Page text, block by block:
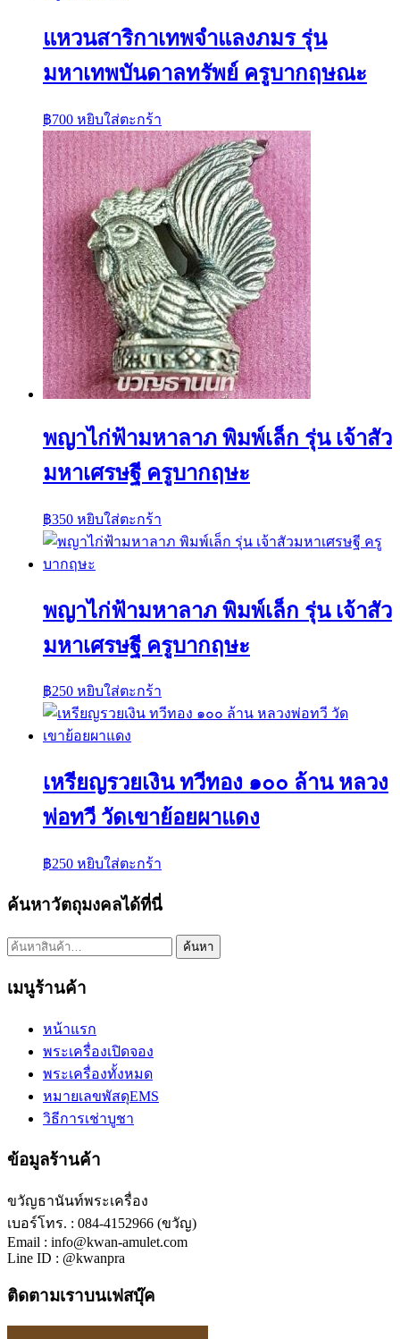
แหวนสาริกาเทพจำแลงภมร รุ่น
มหาเทพบันดาลทรัพย์ ครูบากฤษณะ
฿700 หยิบใส่ตะกร้า
พญาไก่ฟ้ามหาลาภ พิมพ์เล็ก รุ่น เจ้าสัว
มหาเศรษฐี ครูบากฤษะ
฿350 หยิบใส่ตะกร้า
พญาไก่ฟ้ามหาลาภ พิมพ์เล็ก รุ่น เจ้าสัว
มหาเศรษฐี ครูบากฤษะ
฿250 หยิบใส่ตะกร้า
เหรียญรวยเงิน ทวีทอง ๑๐๐ ล้าน หลวง
พ่อทวี วัดเขาย้อยผาแดง
฿250 หยิบใส่ตะกร้า
ค้นหาวัตถุมงคลได้ที่นี่
ค้นหา: ค้นหา
เมนูร้านค้า
หน้าแรก
พระเครื่องเปิดจอง
พระเครื่องทั้งหมด
หมายเลขพัสดุEMS
วิธีการเช่าบูชา
ข้อมูลร้านค้า
ขวัญธานันท์พระเครื่อง
เบอร์โทร. : 084-4152966 (ขวัญ)
Email : info@kwan-amulet.com
Line ID : @kwanpra
ติดตามเราบนเฟสบุ๊ค